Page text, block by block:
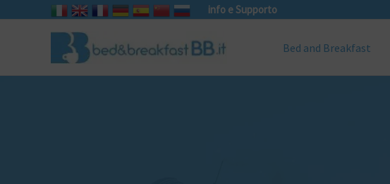
info e Supporto
Bed and Breakfast